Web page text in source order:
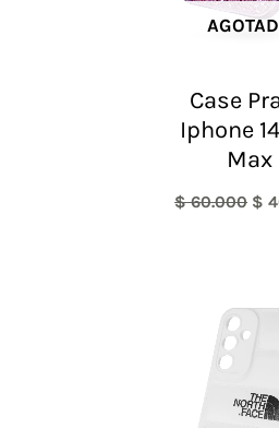
Case
Iphone
Max
$60.000 $